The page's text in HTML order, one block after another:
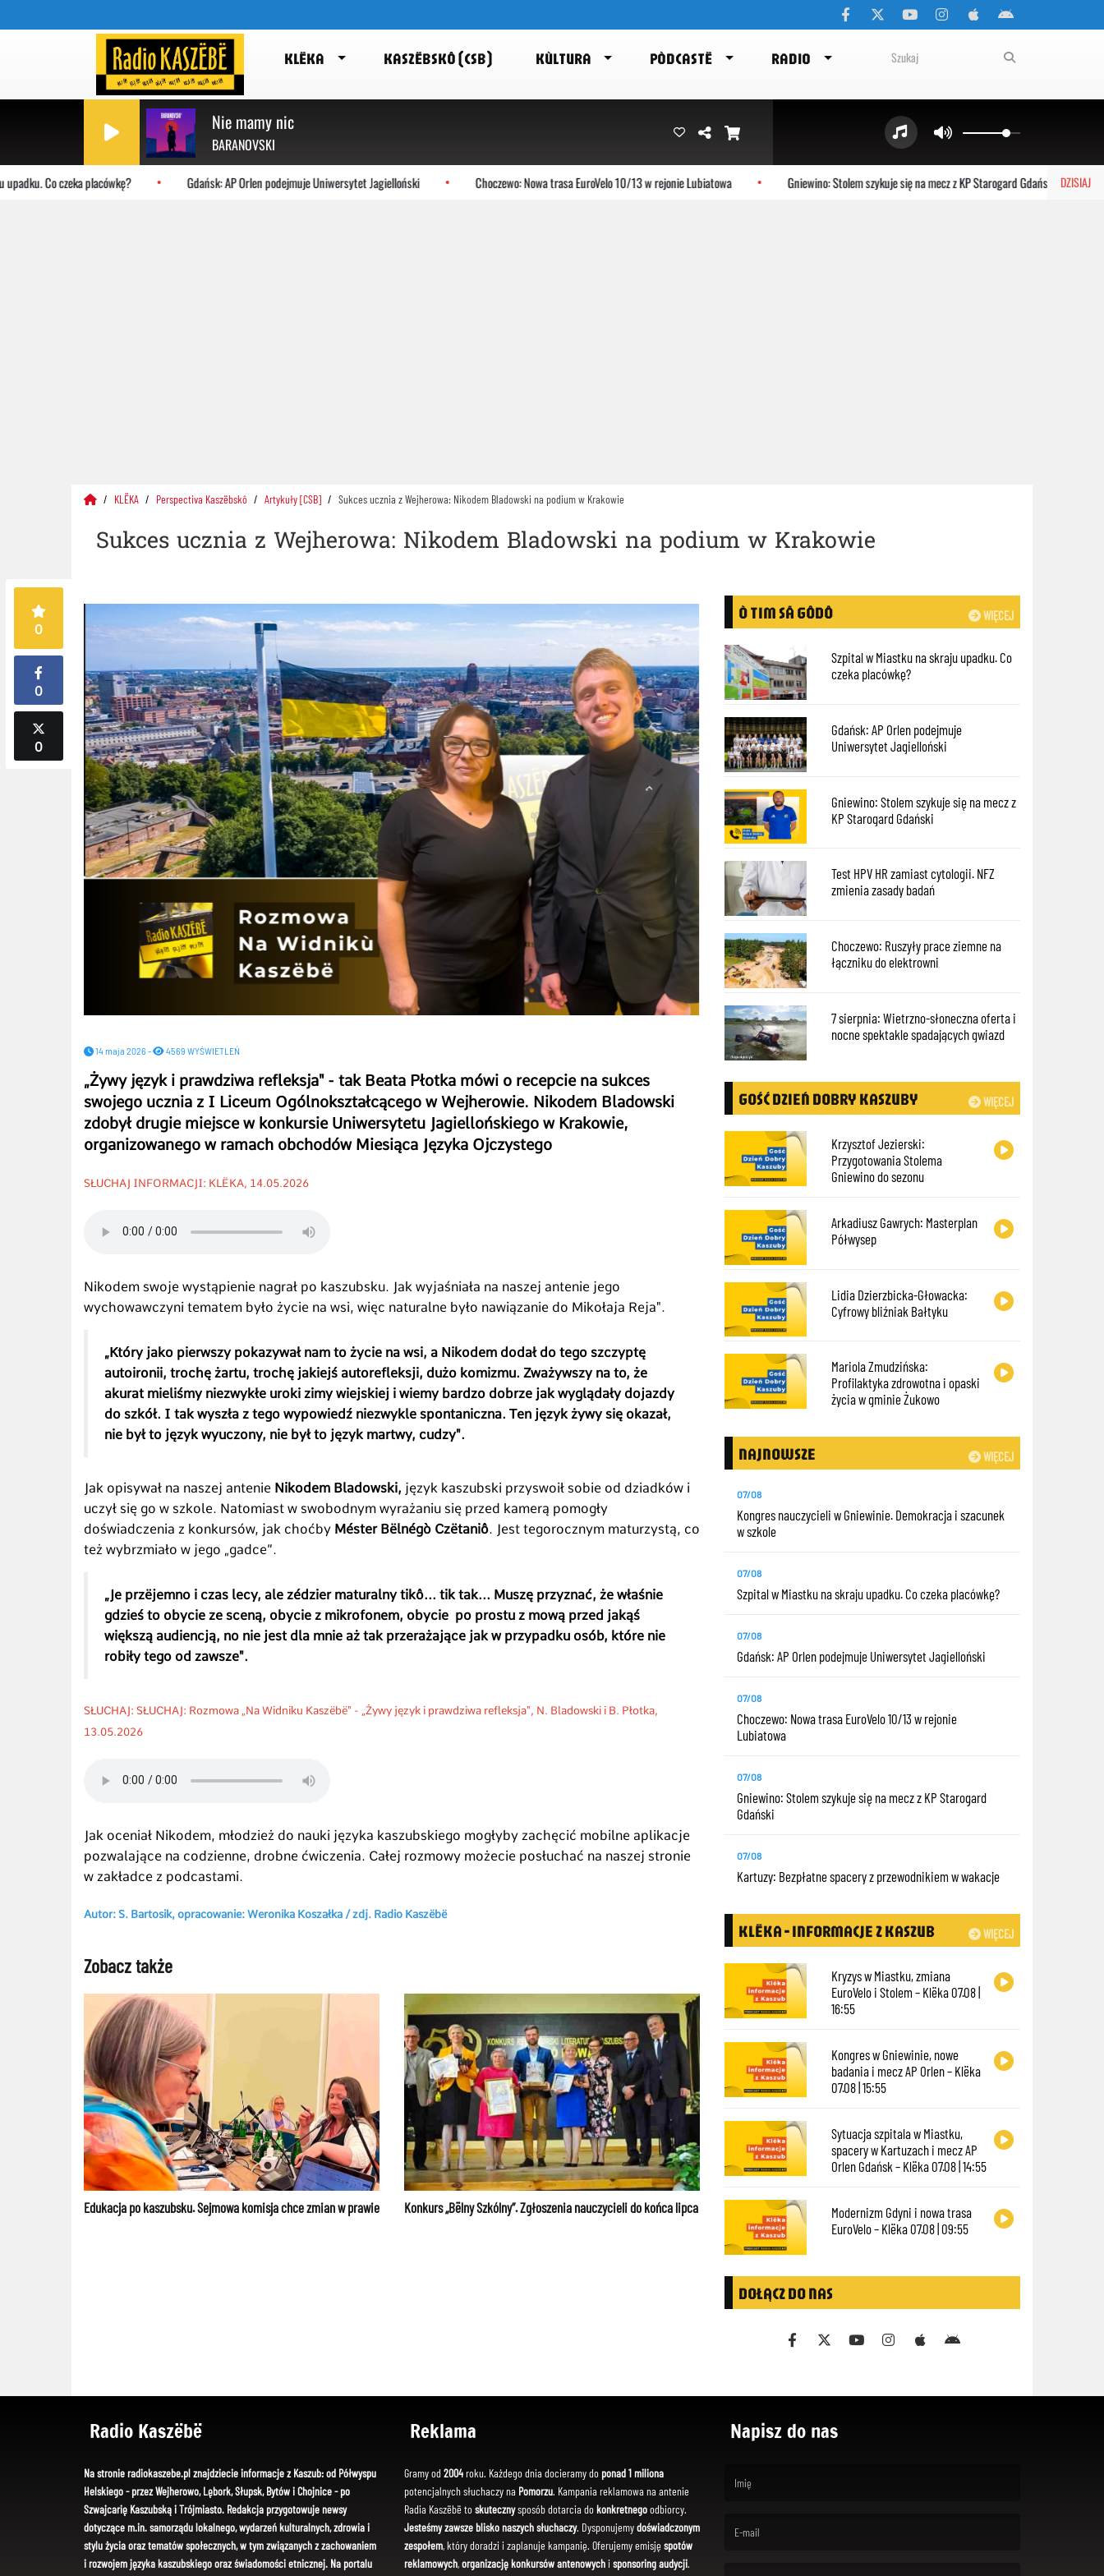
KLËKA KASZËBSKÔ (CSB) KÙLTURA PÒDCASTË RADIO
Nie mamy nic
BARANOVSKI
DZISIAJ
Co czeka placówkę? Gdańsk: AP Orlen podejmuje Uniwersytet Jagielloński Choczewo: Nowa trasa EuroVelo 10/13 w rejonie Lubiatowa Gniewino: Stolem szykuje się na mecz z KP Starogard Gdański
KLËKA Perspectiva Kaszëbskô Artykuły [CSB] Sukces ucznia z Wejherowa: Nikodem Bladowski na podium w Krakowie
Sukces ucznia z Wejherowa: Nikodem Bladowski na podium w Krakowie
0
0
0
14 maja 2026 - 4569 WYŚWIETLEŃ
„Żywy język i prawdziwa refleksja" - tak Beata Płotka mówi o recepcie na sukces
swojego ucznia z I Liceum Ogólnokształcącego w Wejherowie. Nikodem Bladowski
zdobył drugie miejsce w konkursie Uniwersytetu Jagiellońskiego w Krakowie,
organizowanego w ramach obchodów Miesiąca Języka Ojczystego
SŁUCHAJ INFORMACJI: KLËKA, 14.05.2026
Nikodem swoje wystąpienie nagrał po kaszubsku. Jak wyjaśniała na naszej antenie jego
wychowawczyni tematem było życie na wsi, więc naturalne było nawiązanie do Mikołaja Reja".
„Który jako pierwszy pokazywał nam to życie na wsi, a Nikodem dodał do tego szczyptę
autoironii, trochę żartu, trochę jakiejś autorefleksji, dużo komizmu. Zważywszy na to, że
akurat mieliśmy niezwykłe uroki zimy wiejskiej i wiemy bardzo dobrze jak wyglądały dojazdy
do szkół. I tak wyszła z tego wypowiedź niezwykle spontaniczna. Ten język żywy się okazał,
nie był to język wyuczony, nie był to język martwy, cudzy".
Jak opisywał na naszej antenie Nikodem Bladowski, język kaszubski przyswoił sobie od dziadków i
uczył się go w szkole. Natomiast w swobodnym wyrażaniu się przed kamerą pomogły
doświadczenia z konkursów, jak choćby Méster Bëlnégò Czëtaniô. Jest tegorocznym maturzystą, co
też wybrzmiało w jego „gadce”.
„Je przëjemno i czas lecy, ale zédzier maturalny tikô... tik tak... Muszę przyznać, że właśnie
gdzieś to obycie ze sceną, obycie z mikrofonem, obycie po prostu z mową przed jakąś
większą audiencją, no nie jest dla mnie aż tak przerażające jak w przypadku osób, które nie
robiły tego od zawsze".
SŁUCHAJ: SŁUCHAJ: Rozmowa „Na Widniku Kaszëbë" -
Żywy język i prawdziwa refleksja", N. Bladowski i B. Płotka,
13.05.2026
Jak oceniał Nikodem, młodzież do nauki języka kaszubskiego mogłyby zachęcić mobilne aplikacje
pozwalające na codzienne, drobne ćwiczenia. Całej rozmowy możecie posłuchać na naszej stronie
w zakładce z podcastami.
Autor: S. Bartosik, opracowanie: Weronika Koszałka / zdj. Radio Kaszëbë
Zobacz także
Edukacja po kaszubsku. Sejmowa komisja chce zmian w prawie Konkurs „Bëlny Szkólny”. Zgłoszenia nauczycieli do końca lipca
WIĘCEJ
Ò TIM SÃ GÔDÔ
Szpital w Miastku na skraju upadku. Co
czeka placówkę?
Gdańsk: AP Orlen podejmuje
Uniwersytet Jagielloński
Gniewino: Stolem szykuje się na mecz z
KP Starogard Gdański
Test HPV HR zamiast cytologii. NFZ
zmienia zasady badań
Choczewo: Ruszyły prace ziemne na
łączniku do elektrowni
7 sierpnia: Wietrzno-słoneczna oferta i
nocne spektakle spadających gwiazd
WIĘCEJ
GOŚĆ DZIEŃ DOBRY KASZUBY
Krzysztof Jezierski:
Przygotowania Stolema
Gniewino do sezonu
Arkadiusz Gawrych: Masterplan
Półwysep
Lidia Dzierzbicka-Głowacka:
Cyfrowy bliźniak Bałtyku
Mariola Zmudzińska:
Profilaktyka zdrowotna i opaski
życia w gminie Żukowo
WIĘCEJ
NAJNOWSZE
07/08
Kongres nauczycieli w Gniewinie. Demokracja i szacunek
w szkole
07/08
Szpital w Miastku na skraju upadku. Co czeka placówkę?
07/08
Gdańsk: AP Orlen podejmuje Uniwersytet Jagielloński
07/08
Choczewo: Nowa trasa EuroVelo 10/13 w rejonie
Lubiatowa
07/08
Gniewino: Stolem szykuje się na mecz z KP Starogard
Gdański
07/08
Kartuzy: Bezpłatne spacery z przewodnikiem w wakacje
WIĘCEJ
KLËKA - INFORMACJE Z KASZUB
Kryzys w Miastku, zmiana
EuroVelo i Stolem – Klëka 07.08 |
16:55
Kongres w Gniewinie, nowe
badania i mecz AP Orlen – Klëka
07.08 | 15:55
Sytuacja szpitala w Miastku,
spacery w Kartuzach i mecz AP
Orlen Gdańsk – Klëka 07.08 | 14:55
Modernizm Gdyni i nowa trasa
EuroVelo – Klëka 07.08 | 09:55
DOŁĄCZ DO NAS
Radio Kaszëbë
Na stronie radiokaszebe.pl znajdziecie informacje z Kaszub: od Półwyspu
Helskiego - przez Wejherowo, Lębork, Słupsk, Bytów i Chojnice - po
Szwajcarię Kaszubską i Trójmiasto. Redakcja przygotowuje newsy
dotyczące m.in. samorządu lokalnego, wydarzeń kulturalnych, zdrowia i
stylu życia oraz tematów społecznych, w tym związanych z zachowaniem
i rozwojem języka kaszubskiego oraz świadomości etnicznej. Na portalu
Reklama
Gramy od 2004roku. Każdego dnia docieramy do ponad 1 miliona
potencjalnych słuchaczy na Pomorzu. Kampania reklamowa na antenie
Radia Kaszëbë toskutecznysposób dotarcia dokonkretnegoodbiorcy.
Jesteśmy zawsze blisko naszych słuchaczy. Dysponujemydoświadczonym
zespołem, który doradzi i zaplanuje kampanię. Oferujemy emisję spotów
reklamowych,organizację konkursów antenowychi sponsoring audycji.
Napisz do nas